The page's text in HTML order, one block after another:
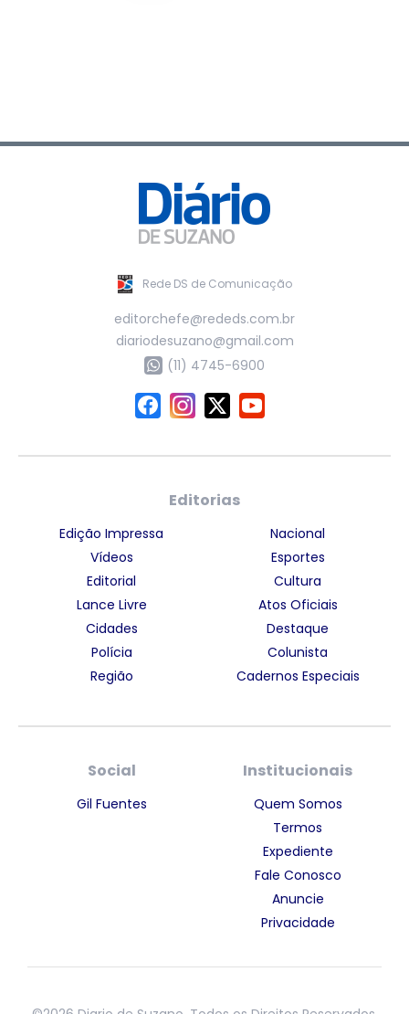
Rede DS de Comunicação
editorchefe@rededs.com.br
diariodesuzano@gmail.com
(11) 4745-6900
Editorias
Edição Impressa
Vídeos
Editorial
Lance Livre
Cidades
Polícia
Região
Nacional
Esportes
Cultura
Atos Oficiais
Destaque
Colunista
Cadernos Especiais
Social
Gil Fuentes
Institucionais
Quem Somos
Termos
Expediente
Fale Conosco
Anuncie
Privacidade